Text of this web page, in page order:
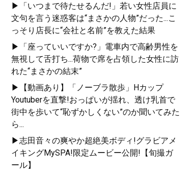
▶「いつまで待たせるんだ!」若い女性店員に
文句を言う迷惑客は“まさかの人物”だった...こ
っそり店長に“会社と名前”を教えた結果
▶「座っていいですか?」電車内で高齢男性を
無視して舌打ち...荷物で席を占領した女性に訪
れた“まさかの結末”
▶【動画あり】「ノーブラ散歩」Hカップ
Youtuberを直撃!おっぱいが揺れ、透け乳首で
街中を歩いて“恥ずかしくない”のか聞いてみた
ら...
▶志田音々の爽やか超絶美ボディ!グラビアメ
イキングMySPA!限定ムービー公開!【旬撮ガ
ール】